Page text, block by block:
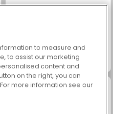
Vega Mix 2: Mystery of Island
to measure and
to assist our marketing
content and
on the right, you can
more information see our